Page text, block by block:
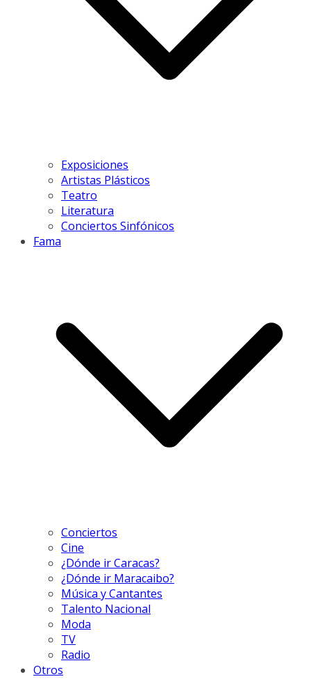
Exposiciones
Artistas Plásticos
Teatro
Literatura
Conciertos Sinfónicos
Fama
Conciertos
Cine
¿Dónde ir Caracas?
¿Dónde ir Maracaibo?
Música y Cantantes
Talento Nacional
Moda
TV
Radio
Otros